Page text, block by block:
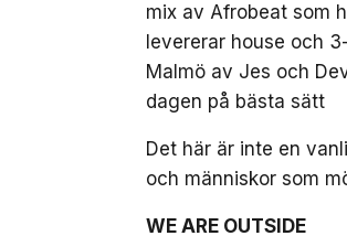
mix av Afrobeat som
levererar house och
Malmö av Jes och
dagen på bästa sätt
Det här är inte en
och människor som
WE ARE OUTSIDE